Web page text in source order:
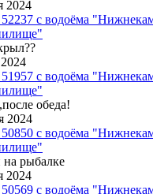
2024
с водоёма
с водоёма
обеда!
2024
с водоёма
рыбалке
2024
с водоёма